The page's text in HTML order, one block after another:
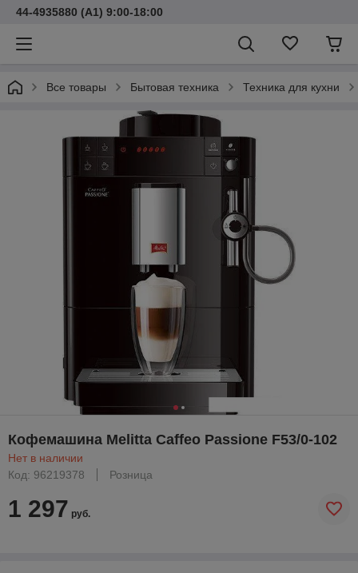
44-4935880 (A1) 9:00-18:00
Все товары Бытовая техника Техника для кухни
Кофемашина Melitta Caffeo Passione F53/0-102
Нет в наличии
Код: 96219378
Розница
1 297 руб.